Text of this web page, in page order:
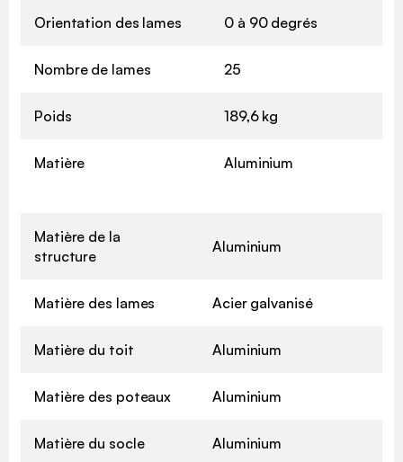
Orientation des lames 0 à 90 degrés
Nombre de lames 25
Poids 189,6 kg
Matière Aluminium
Matière de la
structure
Aluminium
Matière des lames Acier galvanisé
Matière du toit Aluminium
Matière des poteaux Aluminium
Matière du socle Aluminium